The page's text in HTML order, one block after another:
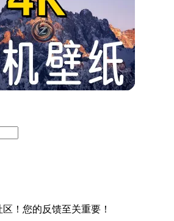
！您的反馈至关重要！